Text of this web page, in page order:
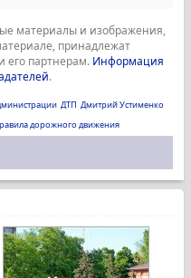
материалы и изображения,
принадлежат
его партнерам. Информация
.
ДТП Дмитрий Устименко
дорожного движения